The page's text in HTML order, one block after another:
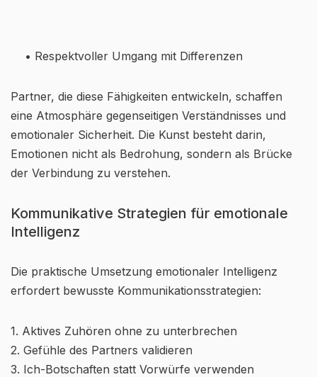
• Respektvoller Umgang mit Differenzen
Partner, die diese Fähigkeiten entwickeln, schaffen
eine Atmosphäre gegenseitigen Verständnisses und
emotionaler Sicherheit. Die Kunst besteht darin,
Emotionen nicht als Bedrohung, sondern als Brücke
der Verbindung zu verstehen.
Kommunikative Strategien für emotionale
Intelligenz
Die praktische Umsetzung emotionaler Intelligenz
erfordert bewusste Kommunikationsstrategien:
1. Aktives Zuhören ohne zu unterbrechen
2. Gefühle des Partners validieren
3. Ich-Botschaften statt Vorwürfe verwenden